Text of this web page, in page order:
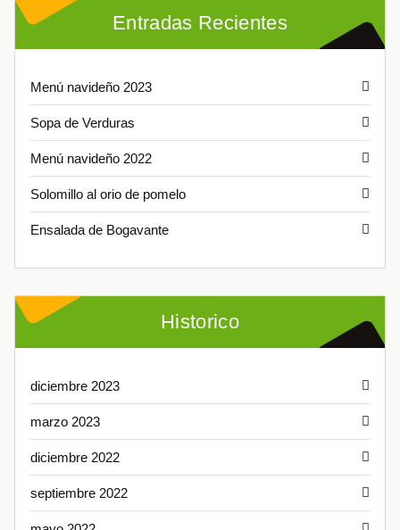
Entradas Recientes
Menú navideño 2023
Sopa de Verduras
Menú navideño 2022
Solomillo al orio de pomelo
Ensalada de Bogavante
Historico
diciembre 2023
marzo 2023
diciembre 2022
septiembre 2022